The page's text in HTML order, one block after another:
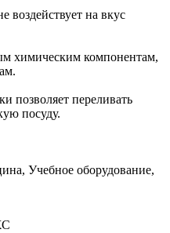
воздействует на вкус
химическим компонентам,
позволяет переливать
посуду.
Учебное оборудование,